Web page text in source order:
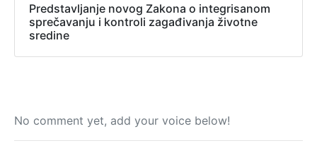
Predstavljanje novog Zakona o integrisanom
sprečavanju i kontroli zagađivanja životne
sredine
No comment yet, add your voice below!